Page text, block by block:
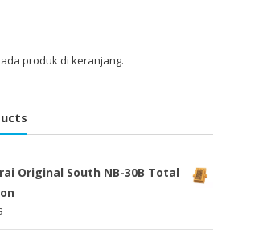
produk di keranjang.
Original South NB-30B Total